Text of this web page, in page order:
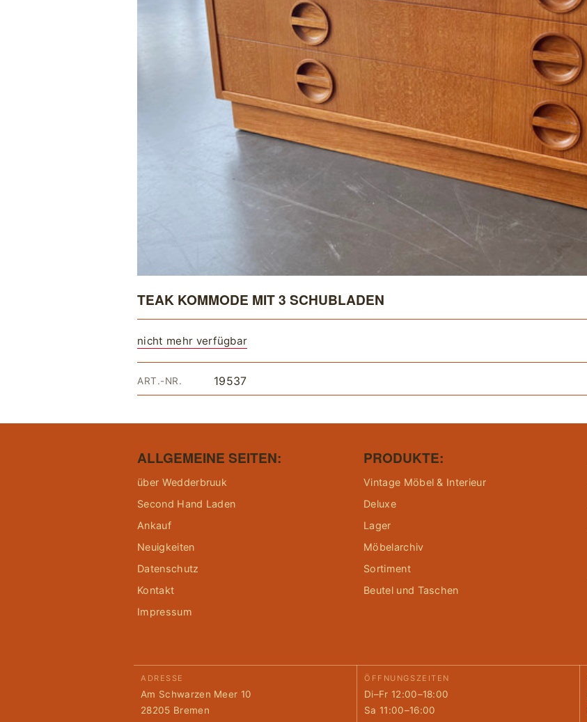
TEAK KOMMODE MIT 3 SCHUBLADEN
nicht mehr verfügbar
ART.-NR. 19537
ALLGEMEINE SEITEN:
über Wedderbruuk
Second Hand Laden
Ankauf
Neuigkeiten
Datenschutz
Kontakt
Impressum
PRODUKTE:
Vintage Möbel & Interieur
Deluxe
Lager
Möbelarchiv
Sortiment
Beutel und Taschen
ADRESSE
Am Schwarzen Meer 10
28205 Bremen
ÖFFNUNGSZEITEN
Di–Fr 12:00–18:00
Sa 11:00–16:00